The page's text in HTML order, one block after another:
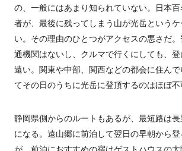
の、一般にはあまり知られていない。日本
者が、最後に残ってしまう山が光岳という
い。その理由のひとつがアクセスの悪さだ
通機関はないし、クルマで行くにしても、登
遠い。関東や中部、関西などの都会に住ん
てその日のうちに光岳に登頂するのはほぼ不
静岡県側からのルートもあるが、最短路は
になる。遠山郷に前泊して翌日の早朝から